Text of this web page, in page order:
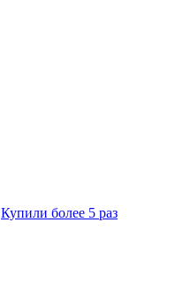
Купили более 5 раз